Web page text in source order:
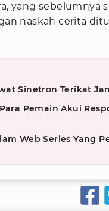
yang sebelumnya
naskah cerita
Sinetron Terikat
Pemain Akui
Web Series Yang